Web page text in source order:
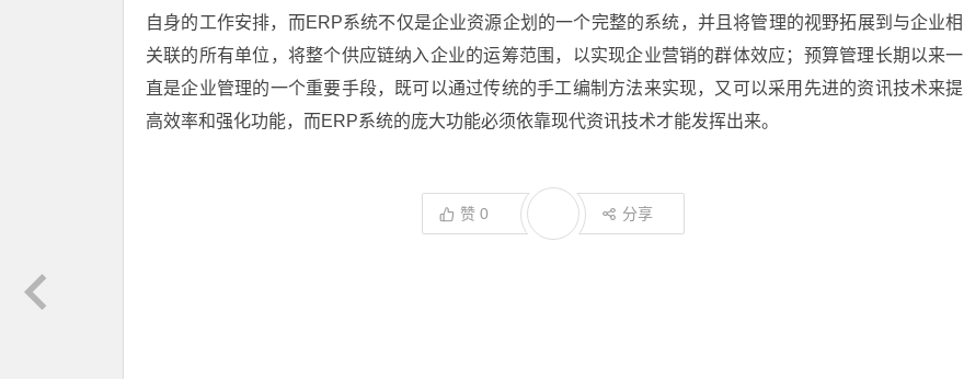
自身的工作安排，而ERP系统不仅是企业资源企划的一个完整的系统，并且将管理的视野拓展到与企业相
关联的所有单位，将整个供应链纳入企业的运筹范围，以实现企业营销的群体效应；预算管理长期以来一
直是企业管理的一个重要手段，既可以通过传统的手工编制方法来实现，又可以采用先进的资讯技术来提
高效率和强化功能，而ERP系统的庞大功能必须依靠现代资讯技术才能发挥出来。
赞 0 分享